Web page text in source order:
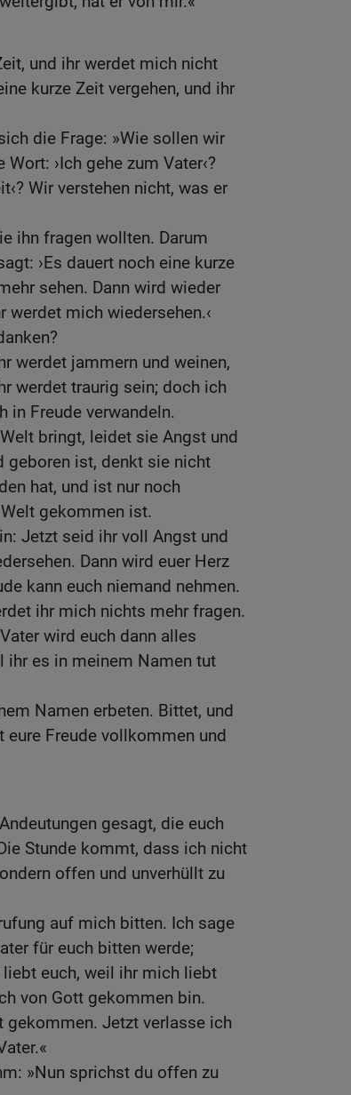
und ihr werdet mich nicht
kurze Zeit vergehen, und ihr
die Frage: »Wie sollen wir
›Ich gehe zum Vater‹?
Wir verstehen nicht, was er
ihn fragen wollten. Darum
›Es dauert noch eine kurze
sehen. Dann wird wieder
werdet mich wiedersehen.‹
werdet jammern und weinen,
werdet traurig sein; doch ich
in Freude verwandeln.
bringt, leidet sie Angst und
geboren ist, denkt sie nicht
hat, und ist nur noch
gekommen ist.
Jetzt seid ihr voll Angst und
Dann wird euer Herz
kann euch niemand nehmen.
ihr mich nichts mehr fragen.
wird euch dann alles
ihr es in meinem Namen tut
Namen erbeten. Bittet, und
Freude vollkommen und
gesagt, die euch
Stunde kommt, dass ich nicht
offen und unverhüllt zu
auf mich bitten. Ich sage
für euch bitten werde;
euch, weil ihr mich liebt
von Gott gekommen bin.
gekommen. Jetzt verlasse ich
»Nun sprichst du offen zu